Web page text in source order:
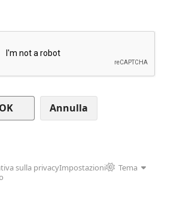
Annulla
sulla privacyImpostazioni
Tema